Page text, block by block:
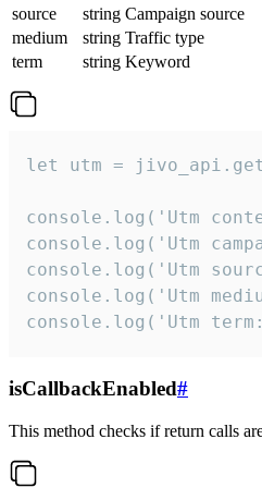
source
string Campaign source
medium
string Traffic type
term
string Keyword
let utm =
console.log('Utm
console.log('Utm
console.log('Utm
console.log('Utm
console.log('Utm
isCallbackEnabled#
This method checks if return calls